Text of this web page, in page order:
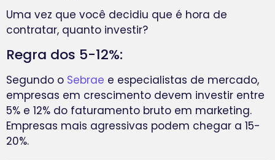
Uma vez que você decidiu que é hora de
contratar, quanto investir?
Regra dos 5-12%:
Segundo o Sebrae e especialistas de mercado,
empresas em crescimento devem investir entre
5% e 12% do faturamento bruto em marketing.
Empresas mais agressivas podem chegar a 15-
20%.